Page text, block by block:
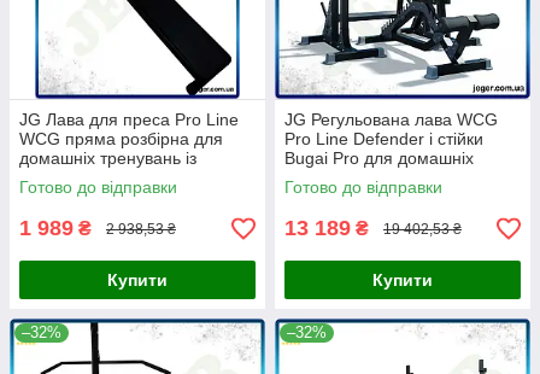
JG Лава для преса Pro Line
WCG пряма розбірна для
домашніх тренувань із
регулюванням кута нахилу
Prime/X
Готово до відправки
1 989 ₴ 2 938,53 ₴
Купити
JG Регульована лава WCG
Pro Line Defender і стійки
Bugai Pro для домашніх
тренувань жим і присіданий
Prime/X
Готово до відправки
13 189 ₴ 19 402,53 ₴
Купити
–32% –32%